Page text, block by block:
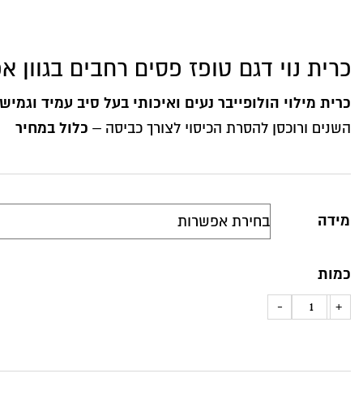
כרית נוי דגם טופז פסים רחבים בגוון
כרית מילוי הולופייבר נעים ואיכותי בעל סיב עמיד וגמיש
השנים ורוכסן להסרת הכיסוי לצורך כביסה – כלול במחיר
מידה
כמות
+
כמות
-